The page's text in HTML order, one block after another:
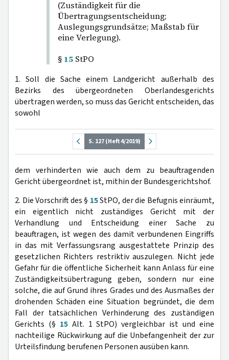
(Zuständigkeit für die
Übertragungsentscheidung;
Auslegungsgrundsätze; Maßstab für
eine Verlegung).
§ 15 StPO
1. Soll die Sache einem Landgericht außerhalb des
Bezirks des übergeordneten Oberlandesgerichts
übertragen werden, so muss das Gericht entscheiden, das
sowohl
S. 127 (Heft 4/2019)
dem verhinderten wie auch dem zu beauftragenden
Gericht übergeordnet ist, mithin der Bundesgerichtshof.
2. Die Vorschrift des § 15StPO, der die Befugnis einräumt,
ein eigentlich nicht zuständiges Gericht mit der
Verhandlung und Entscheidung einer Sache zu
beauftragen, ist wegen des damit verbundenen Eingriffs
in das mit Verfassungsrang ausgestattete Prinzip des
gesetzlichen Richters restriktiv auszulegen. Nicht jede
Gefahr für die öffentliche Sicherheit kann Anlass für eine
Zuständigkeitsübertragung geben, sondern nur eine
solche, die auf Grund ihres Grades und des Ausmaßes der
drohenden Schäden eine Situation begründet, die dem
Fall der tatsächlichen Verhinderung des zuständigen
Gerichts (§ 15Alt. 1 StPO) vergleichbar ist und eine
nachteilige Rückwirkung auf die Unbefangenheit der zur
Urteilsfindung berufenen Personen ausüben kann.